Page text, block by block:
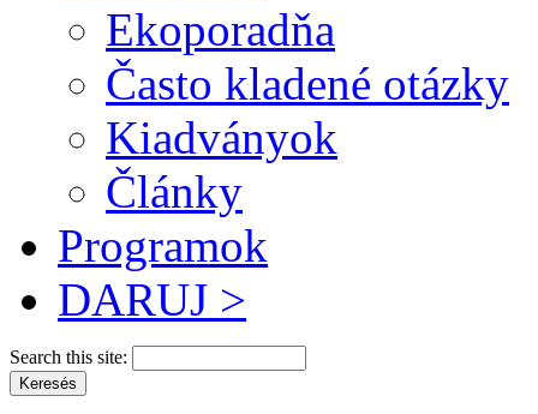
Ekoporadňa
Často kladené otázky
Kiadványok
Články
Programok
DARUJ >
Search this site: